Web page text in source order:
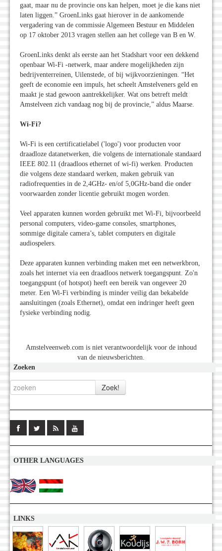
gaat, maar nu de provincie ons kan helpen, moet je die kans niet
laten liggen.” GroenLinks gaat hierover in de aankomende
vergadering van de commissie Algemeen Bestuur en Middelen
op 17 oktober 2013 vragen stellen aan het college van B en W.
GroenLinks denkt als eerste aan het Stadshart voor een dekkend
openbaar Wi-Fi -netwerk, maar andere mogelijkheden zijn
bedrijventerreinen, Uilenstede, of bij wijkvoorzieningen. “Het
geeft de economie een impuls, het scheelt Amstelveners geld en
maakt je stad gewoon aantrekkelijker. Wat ons betreft meldt
Amstelveen zich vandaag nog bij de provincie,” aldus Maarse.
Wi-Fi?
Wi-Fi is een certificatielabel ('logo') voor producten voor
draadloze datanetwerken, die volgens de internationale standaard
IEEE 802.11 (draadloos ethernet of wi-fi) werken. Producten
die volgens deze standaard werken, maken gebruik van
radiofrequenties in de 2,4GHz- en/of 5,0GHz-band die onder
voorwaarden zonder licentie gebruikt mogen worden.
Veel apparaten kunnen worden gebruikt met Wi-Fi, bijvoorbeeld
personal computers, video-game consoles, smartphones,
sommige digitale camera’s, tablet computers en digitale
audiospelers.
Deze apparaten kunnen verbinding maken met een netwerkbron,
zoals het internet via een draadloos netwerk toegangspunt. Zo'n
toegangspunt (of hotspot) heeft een bereik van ongeveer 20
meter. Een Wi-Fi verbinding is minder veilig dan bekabelde
aansluitingen (zoals Ethernet), omdat een indringer heeft geen
fysieke verbinding nodig.
Amstelveenweb.com is niet verantwoordelijk voor de inhoud
van de nieuwsberichten.
Zoeken
OTHER LANGUAGES
LINKS